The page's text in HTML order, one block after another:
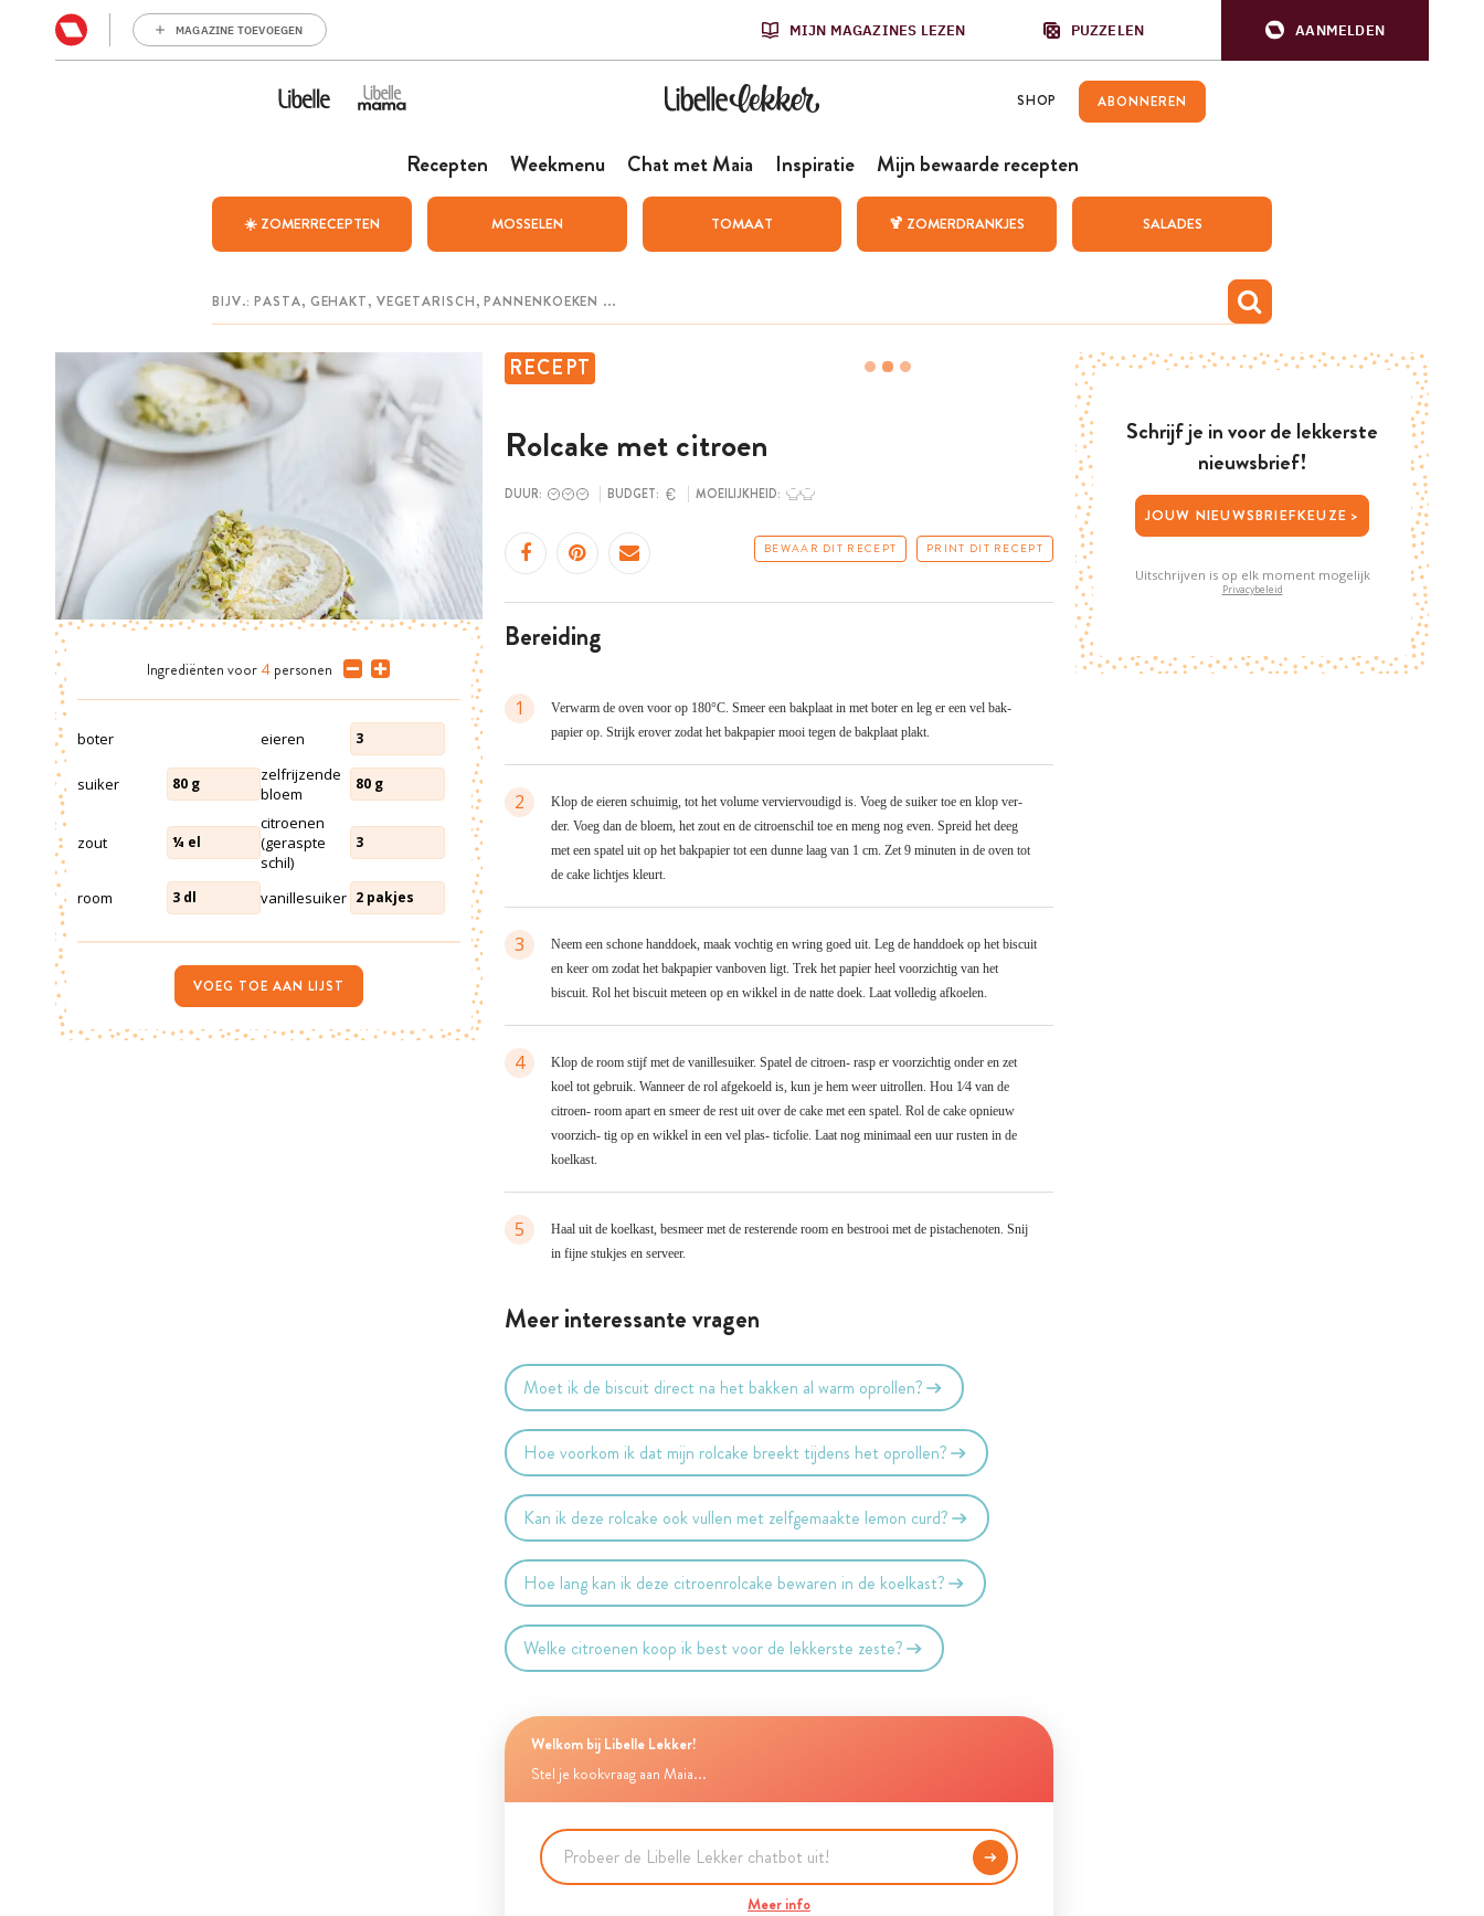
MAGAZINE TOEVOEGEN MIJN MAGAZINES LEZEN PUZZELEN AANMELDEN
SHOP ABONNEREN
Recepten Weekmenu Chat met Maia Inspiratie Mijn bewaarde recepten
☀️ ZOMERRECEPTEN MOSSELEN TOMAAT 🍹 ZOMERDRANKJES SALADES
RECEPT
Rolcake met citroen
DUUR: BUDGET: MOEILIJKHEID:
BEWAAR DIT RECEPT PRINT DIT RECEPT
bereiding
1
Verwarm de oven voor op 180°C. Smeer een bakplaat in met boter en leg er een vel bak-
papier op. Strijk erover zodat het bakpapier mooi tegen de bakplaat plakt.
2
Klop de eieren schuimig, tot het volume verviervoudigd is. Voeg de suiker toe en klop ver-
der. Voeg dan de bloem, het zout en de citroenschil toe en meng nog even. Spreid het deeg
met een spatel uit op het bakpapier tot een dunne laag van 1 cm. Zet 9 minuten in de oven tot
de cake lichtjes kleurt.
3
Neem een schone handdoek, maak vochtig en wring goed uit. Leg de handdoek op het biscuit
en keer om zodat het bakpapier vanboven ligt. Trek het papier heel voorzichtig van het
biscuit. Rol het biscuit meteen op en wikkel in de natte doek. Laat volledig afkoelen.
4
Klop de room stijf met de vanillesuiker. Spatel de citroen- rasp er voorzichtig onder en zet
koel tot gebruik. Wanneer de rol afgekoeld is, kun je hem weer uitrollen. Hou 1⁄4 van de
citroen- room apart en smeer de rest uit over de cake met een spatel. Rol de cake opnieuw
voorzich- tig op en wikkel in een vel plas- ticfolie. Laat nog minimaal een uur rusten in de
koelkast.
5
Haal uit de koelkast, besmeer met de resterende room en bestrooi met de pistachenoten. Snij
in fijne stukjes en serveer.
Meer interessante vragen
Moet ik de biscuit direct na het bakken al warm oprollen?
Hoe voorkom ik dat mijn rolcake breekt tijdens het oprollen?
Kan ik deze rolcake ook vullen met zelfgemaakte lemon curd?
Hoe lang kan ik deze citroenrolcake bewaren in de koelkast?
Welke citroenen koop ik best voor de lekkerste zeste?
Welkom bij Libelle Lekker!
Stel je kookvraag aan Maia...
Meer info
Ingrediënten voor 4 personen
boter eieren 3
suiker 80 g
zelfrijzende
bloem
80 g
zout ¼ el
citroenen
(geraspte
schil)
3
room 3 dl vanillesuiker 2 pakjes
VOEG TOE AAN LIJST
Schrijf je in voor de lekkerste
nieuwsbrief!
JOUW NIEUWSBRIEFKEUZE >
Uitschrijven is op elk moment mogelijk
Privacybeleid